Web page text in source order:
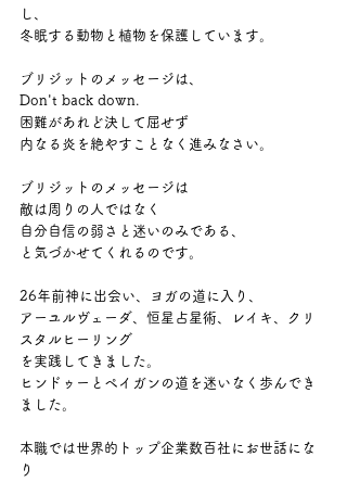
し、
冬眠する動物と植物を保護しています。
ブリジットのメッセージは、
Don't back down.
困難があれど決して屈せず
内なる炎を絶やすことなく進みなさい。
ブリジットのメッセージは
敵は周りの人ではなく
自分自信の弱さと迷いのみである、
と気づかせてくれるのです。
26年前神に出会い、ヨガの道に入り、
アーユルヴェーダ、恒星占星術、レイキ、クリ
スタルヒーリング
を実践してきました。
ヒンドゥーとペイガンの道を迷いなく歩んでき
ました。
本職では世界的トップ企業数百社にお世話にな
り